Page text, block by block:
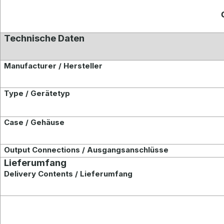
Technische Daten
Manufacturer / Hersteller
Type / Gerätetyp
Case / Gehäuse
Output Connections / Ausgangsanschlüsse
Lieferumfang
Delivery Contents / Lieferumfang